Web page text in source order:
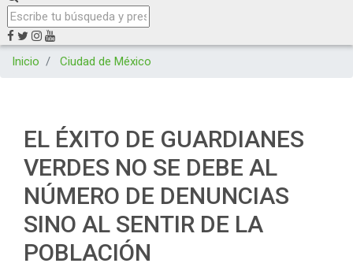
Inicio Ciudad de México
EL ÉXITO DE GUARDIANES
VERDES NO SE DEBE AL
NÚMERO DE DENUNCIAS
SINO AL SENTIR DE LA
POBLACIÓN